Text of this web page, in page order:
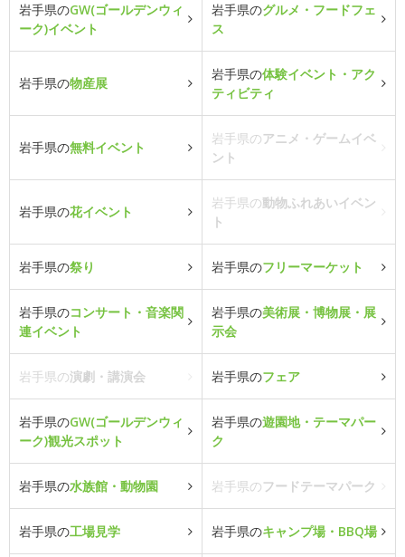
岩手県のGW(ゴールデンウィ
ーク)イベント
岩手県のグルメ・フードフェ
ス
岩手県の物産展
岩手県の体験イベント・アク
ティビティ
岩手県の無料イベント
岩手県のアニメ・ゲームイベ
ント
岩手県の花イベント
岩手県の動物ふれあいイベン
ト
岩手県の祭り 岩手県のフリーマーケット
岩手県のコンサート・音楽関
連イベント
岩手県の美術展・博物展・展
示会
岩手県の演劇・講演会 岩手県のフェア
岩手県のGW(ゴールデンウィ
ーク)観光スポット
岩手県の遊園地・テーマパー
ク
岩手県の水族館・動物園 岩手県のフードテーマパーク
岩手県の工場見学 岩手県のキャンプ場・BBQ場